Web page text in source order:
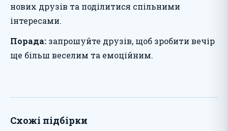
нових друзів та поділитися спільними
інтересами.
Порада: запрошуйте друзів, щоб зробити вечір
ще більш веселим та емоційним.
Схожі підбірки